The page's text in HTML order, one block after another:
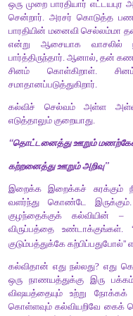
iv)அழியாச்
பெறுவான். மன்னனையும்
பார்த்தால் மன்னனைவிடக்
(v)மன்னனாக இருந்தாலும்
ஆனால் கல்வி
கற்பவை கற்றபின்
1.கல்வியே அழியாச்